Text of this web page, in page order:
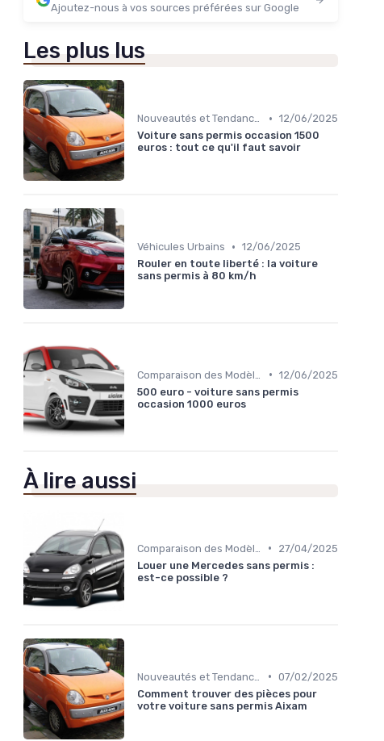
Ajoutez-nous à vos sources préférées sur Google
Les plus lus
Nouveautés et Tendances • 12/06/2025
Voiture sans permis occasion 1500
euros : tout ce qu'il faut savoir
Véhicules Urbains • 12/06/2025
Rouler en toute liberté : la voiture
sans permis à 80 km/h
• 12/06/2025
500 euro - voiture sans permis
occasion 1000 euros
À lire aussi
•
27/04/2025
Louer une Mercedes sans permis :
est-ce possible ?
• 07/02/2025
Comment trouver des pièces pour
votre voiture sans permis Aixam